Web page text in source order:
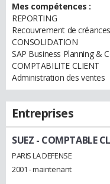
Mes compétences :
REPORTING
Recouvrement de créances
CONSOLIDATION
SAP Business Planning &
COMPTABILITE CLIENT
Administration des ventes
Entreprises
SUEZ - COMPTABLE
PARIS LA DEFENSE
2001 - maintenant